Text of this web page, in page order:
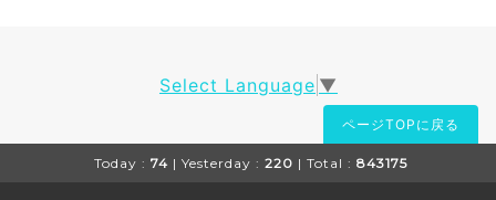
Select Language ▼
ページTOPに戻る
Today : 74 | Yesterday : 220 | Total : 843175